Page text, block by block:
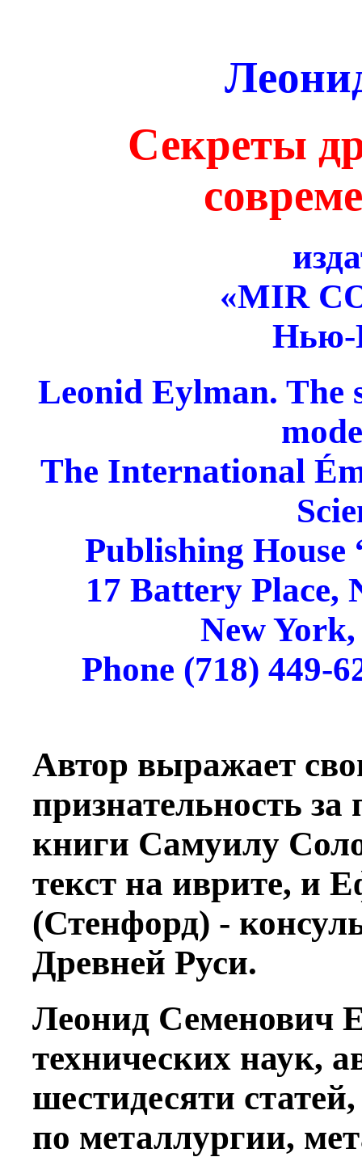
Секреты
«MIR
Нью-
Leonid Eylman. The
The International
Publishing
17 Battery Place,
New
Phone (718) 449-
Автор выражает
признательность
книги Самуилу
текст на иврите, и
(Стенфорд) -
Древней Руси.
Леонид Семенович
технических наук,
шестидесяти
по металлургии,